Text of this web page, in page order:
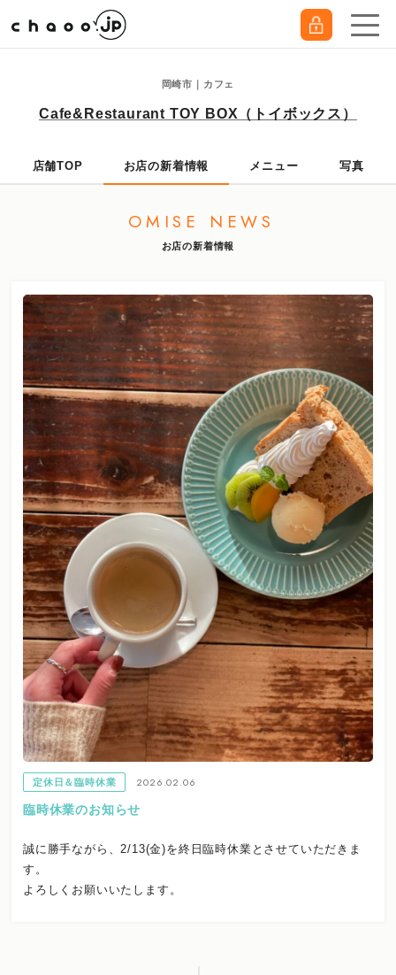
岡崎市｜カフェ
Cafe&Restaurant TOY BOX（トイボックス）
店舗TOP お店の新着情報 メニュー 写真
OMISE NEWS
お店の新着情報
定休日＆臨時休業
2026.02.06
臨時休業のお知らせ
誠に勝手ながら、2/13(金)を終日臨時休業とさせていただきま
す。
よろしくお願いいたします。